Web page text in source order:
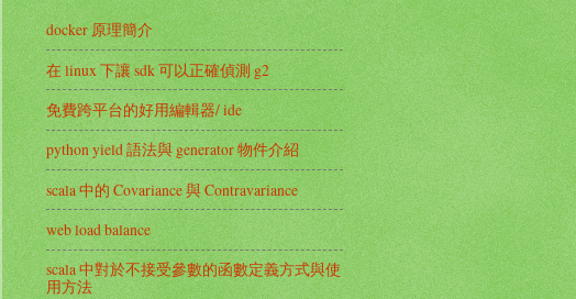
docker 原理簡介
在 linux 下讓 sdk 可以正確偵測 g2
免費跨平台的好用編輯器/ ide
python yield 語法與 generator 物件介紹
scala 中的 Covariance 與 Contravariance
web load balance
scala 中對於不接受參數的函數定義方式與使
用方法